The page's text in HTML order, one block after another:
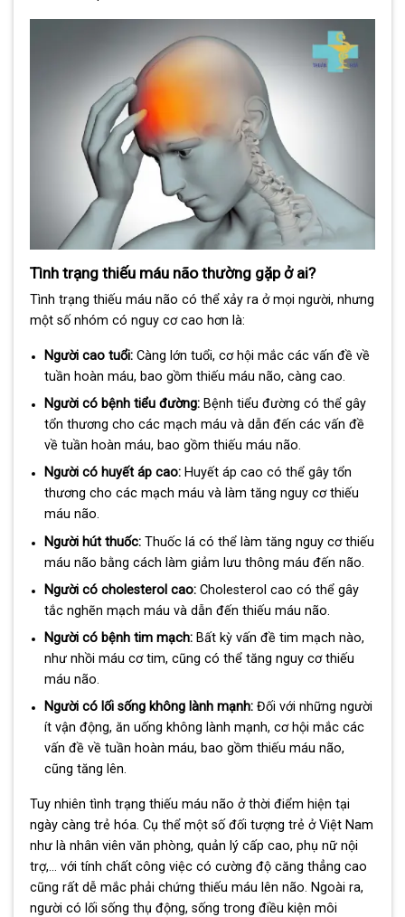
Tình trạng thiếu máu não thường gặp ở ai?
Tình trạng thiếu máu não có thể xảy ra ở mọi người, nhưng
một số nhóm có nguy cơ cao hơn là:
Người cao tuổi:Càng lớn tuổi, cơ hội mắc các vấn đề về
tuần hoàn máu, bao gồm thiếu máu não, càng cao.
Người có bệnh tiểu đường:Bệnh tiểu đường có thể gây
tổn thương cho các mạch máu và dẫn đến các vấn đề
về tuần hoàn máu, bao gồm thiếu máu não.
Người có huyết áp cao:Huyết áp cao có thể gây tổn
thương cho các mạch máu và làm tăng nguy cơ thiếu
máu não.
Người hút thuốc:Thuốc lá có thể làm tăng nguy cơ thiếu
máu não bằng cách làm giảm lưu thông máu đến não.
Người có cholesterol cao:Cholesterol cao có thể gây
tắc nghẽn mạch máu và dẫn đến thiếu máu não.
Người có bệnh tim mạch:Bất kỳ vấn đề tim mạch nào,
như nhồi máu cơ tim, cũng có thể tăng nguy cơ thiếu
máu não.
Người có lối sống không lành mạnh:Đối với những người
ít vận động, ăn uống không lành mạnh, cơ hội mắc các
vấn đề về tuần hoàn máu, bao gồm thiếu máu não,
cũng tăng lên.
Tuy nhiên tình trạng thiếu máu não ở thời điểm hiện tại
ngày càng trẻ hóa. Cụ thể một số đối tượng trẻ ở Việt Nam
như là nhân viên văn phòng, quản lý cấp cao, phụ nữ nội
trợ,… với tính chất công việc có cường độ căng thẳng cao
cũng rất dễ mắc phải chứng thiếu máu lên não. Ngoài ra,
người có lối sống thụ động, sống trong điều kiện môi